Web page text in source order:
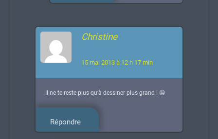
Christine
15 mai 2013 à 12 h 17 min
Il ne te reste plus qu’à dessiner plus grand ! 😀
Répondre